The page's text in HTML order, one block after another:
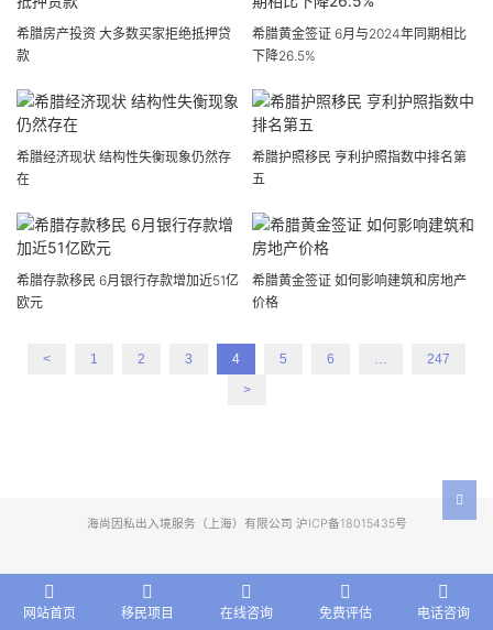
希腊房产投资 大多数买家拒绝抵押贷
款
希腊黄金签证 6月与2024年同期相比
下降26.5%
希腊经济现状 结构性失衡现象仍然存
在
希腊护照移民 亨利护照指数中排名第
五
希腊存款移民 6月银行存款增加近51亿
欧元
希腊黄金签证 如何影响建筑和房地产
价格
< 1 2 3 4 5 6 …
247
>
海尚因私出入境服务（上海）有限公司 沪ICP备18015435号
网站首页 移民项目 在线咨询 免费评估 电话咨询